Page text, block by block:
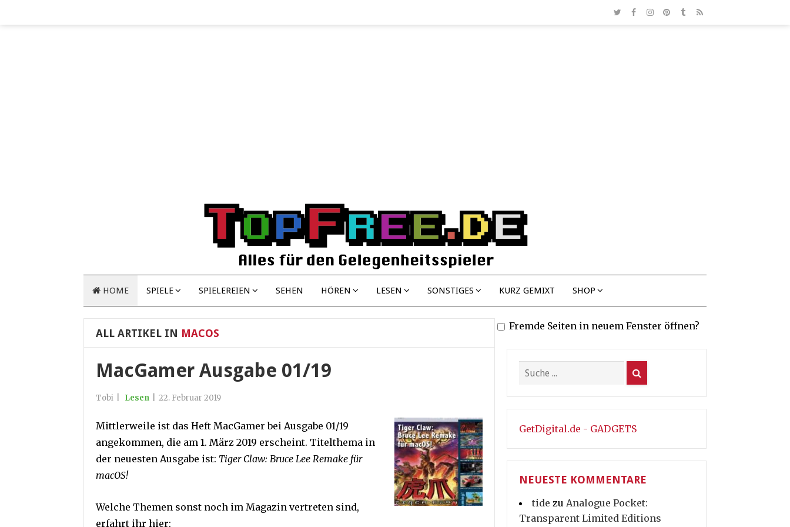
HOME SPIELE SPIELEREIEN SEHEN HÖREN LESEN SONSTIGES KURZ GEMIXT SHOP
ALL ARTIKEL IN MACOS
MacGamer Ausgabe 01/19
Tobi Lesen 22. Februar 2019
Mittlerweile ist das Heft MacGamer bei Ausgabe 01/19
angekommen, die am 1. März 2019 erscheint. Titelthema in
der neuesten Ausgabe ist: Tiger Claw: Bruce Lee Remake für
macOS!
Welche Themen sonst noch im Magazin vertreten sind,
erfahrt ihr hier:
Fremde Seiten in neuem Fenster öffnen?
GetDigital.de - GADGETS
NEUESTE KOMMENTARE
tide zu Analogue Pocket:
Transparent Limited Editions